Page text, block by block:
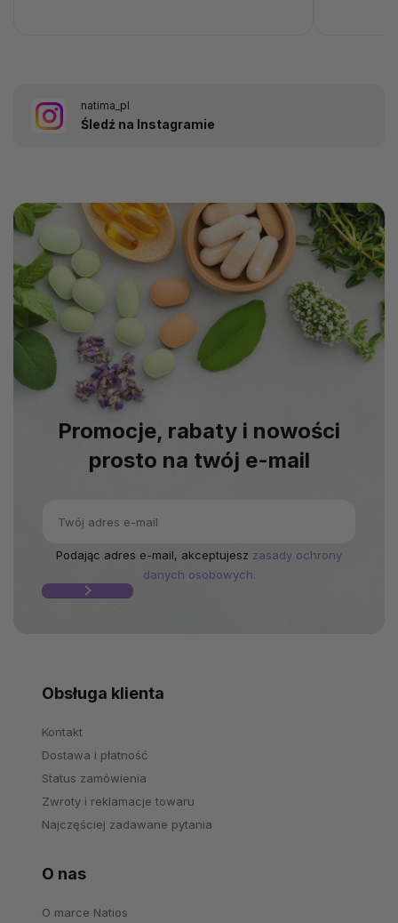
natima_pl
Śledź na Instagramie
Promocje, rabaty i nowości
prosto na twój e-mail
Podając adres e-mail, akceptujesz zasady ochrony
danych osobowych.
Obsługa klienta
Kontakt
Dostawa i płatność
Status zamówienia
Zwroty i reklamacje towaru
Najczęściej zadawane pytania
O nas
O marce Natios